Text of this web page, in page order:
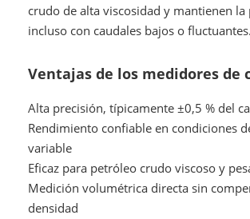
crudo de alta viscosidad y mantienen la
incluso con caudales bajos o fluctuantes.
Ventajas de los medidores de
Alta precisión, típicamente ±0,5 % del
Rendimiento confiable en condiciones
variable
Eficaz para petróleo crudo viscoso y
Medición volumétrica directa sin
densidad